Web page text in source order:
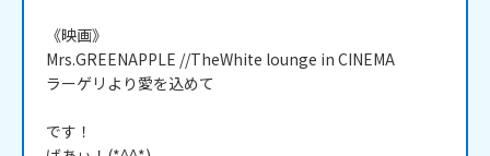
《映画》
Mrs.GREENAPPLE //TheWhite lounge in CINEMA
ラーゲリより愛を込めて
です！